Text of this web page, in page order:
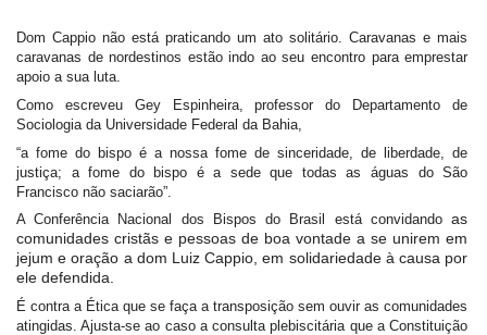
Dom Cappio não está praticando um ato solitário. Caravanas e mais
caravanas de nordestinos estão indo ao seu encontro para emprestar
apoio a sua luta.
Como escreveu Gey Espinheira, professor do Departamento de
Sociologia da Universidade Federal da Bahia,
“a fome do bispo é a nossa fome de sinceridade, de liberdade, de
justiça; a fome do bispo é a sede que todas as águas do São
Francisco não saciarão”.
A Conferência Nacional dos Bispos do Brasil está convidandoas
comunidades cristãs e pessoas de boa vontade a se unirem em
jejum e oração a dom Luiz Cappio, em solidariedade à causa por
ele defendida.
É contra a Ética que se faça a transposição sem ouvir as comunidades
atingidas. Ajusta-se ao caso a consulta plebiscitária que a Constituição